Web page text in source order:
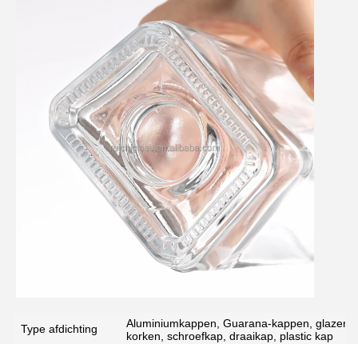
Type afdichting
Aluminiumkappen, Guarana-kappen, glazen
korken, schroefkap, draaikap, plastic kap